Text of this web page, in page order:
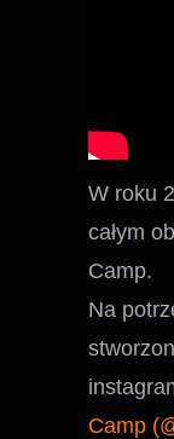
W roku
całym
Camp.
Na
Camp